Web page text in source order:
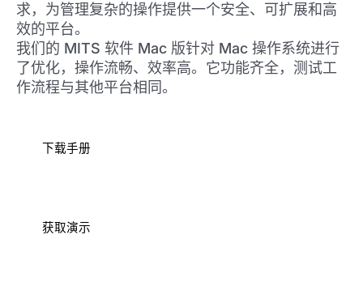
求，为管理复杂的操作提供一个安全、可扩展和高
效的平台。
我们的 MITS 软件 Mac 版针对 Mac 操作系统进行
了优化，操作流畅、效率高。它功能齐全，测试工
作流程与其他平台相同。
下载手册
获取演示